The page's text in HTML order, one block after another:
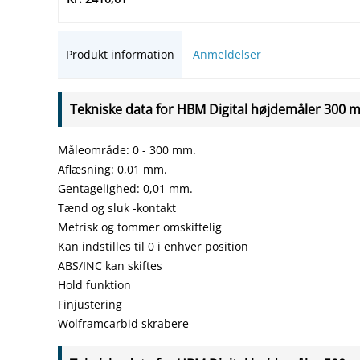
Produkt information Anmeldelser
Tekniske data for HBM Digital højdemåler 300
Måleområde: 0 - 300 mm.
Aflæsning: 0,01 mm.
Gentagelighed: 0,01 mm.
Tænd og sluk -kontakt
Metrisk og tommer omskiftelig
Kan indstilles til 0 i enhver position
ABS/INC kan skiftes
Hold funktion
Finjustering
Wolframcarbid skrabere